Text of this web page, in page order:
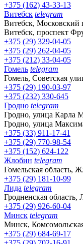
+375 (162) 43-33-13
Витебск telegram
Витебск, Московский
Витебск, проспект
+375 (29) 329-04-05
+375 (29) 262-04-05
+375 (212) 33-04-05
Гомель telegram
Гомель, Советская
+375 (29) 190-03-97
+375 (232) 330-645
Гродно telegram
Гродно, улица Карла
Гродно, улица
+375 (33) 911-17-41
+375 (29) 770-98-54
+375 (152) 624-122
Жлобин telegram
Гомельская область,
+375 (29) 181-10-99
Лида telegram
Гродненская область,
+375 (29) 926-60-04
Минск telegram
Минск,
+375 (29) 684-69-17